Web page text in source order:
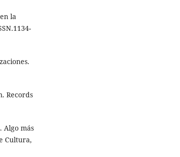
la
Records
Algo más
Cultura,